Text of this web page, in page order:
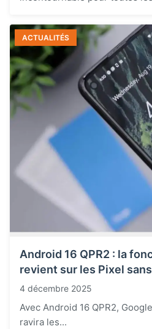
ACTUALITÉS
Android 16 QPR2 : la
revient sur les Pixel
4 décembre 2025
Avec Android 16 QPR2,
ravira les...